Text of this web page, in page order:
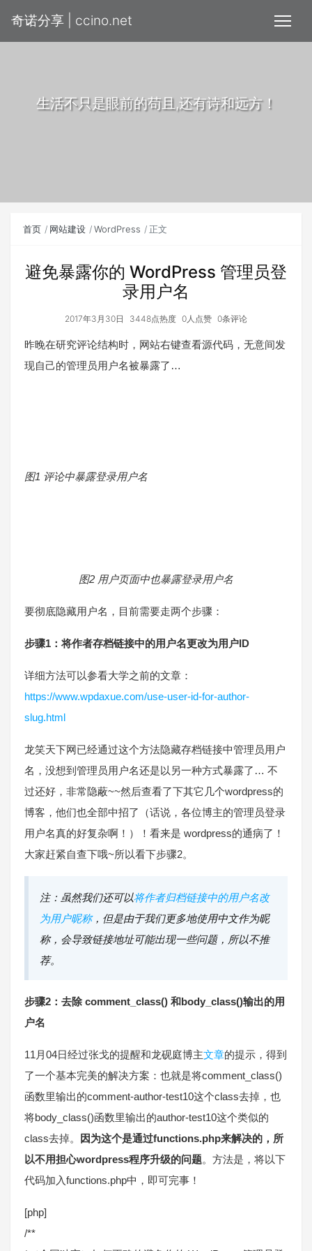
奇诺分享 | ccino.net
生活不只是眼前的苟且,还有诗和远方！
首页 网站建设 WordPress 正文
避免暴露你的 WordPress 管理员登
录用户名
2017年3月30日 3448点热度 0人点赞 0条评论
昨晚在研究评论结构时，网站右键查看源代码，无意间发
现自己的管理员用户名被暴露了…
图1 评论中暴露登录用户名
图2 用户页面中也暴露登录用户名
要彻底隐藏用户名，目前需要走两个步骤：
步骤1：将作者存档链接中的用户名更改为用户ID
详细方法可以参看大学之前的文章：
https://www.wpdaxue.com/use-user-id-for-author-
slug.html
龙笑天下网已经通过这个方法隐藏存档链接中管理员用户
名，没想到管理员用户名还是以另一种方式暴露了… 不
过还好，非常隐蔽~~然后查看了下其它几个wordpress的
博客，他们也全部中招了（话说，各位博主的管理员登录
用户名真的好复杂啊！）！看来是 wordpress的通病了！
大家赶紧自查下哦~所以看下步骤2。
注：虽然我们还可以将作者归档链接中的用户名改
为用户昵称，但是由于我们更多地使用中文作为昵
称，会导致链接地址可能出现一些问题，所以不推
荐。
步骤2：去除 comment_class() 和body_class()输出的用
户名
11月04日经过张戈的提醒和龙砚庭博主文章的提示，得到
了一个基本完美的解决方案：也就是将comment_class()
函数里输出的comment-author-test10这个class去掉，也
将body_class()函数里输出的author-test10这个类似的
class去掉。
因为这个是通过functions.php来解决的，所
以不用担心wordpress程序升级的问题。方法是，将以下
代码加入functions.php中，即可完事！
[php]
/**